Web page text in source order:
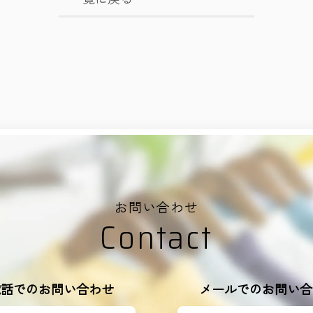
お問い合わせ
Contact
でのお問い合わせ メールでのお問い